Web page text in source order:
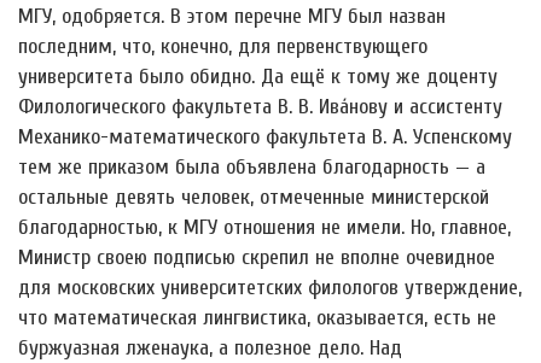
МГУ, одобряется. В этом перечне МГУ был назван
последним, что, конечно, для первенствующего
университета было обидно. Да ещё к тому же доценту
Филологического факультета В. В. Ива́нову и ассистенту
Механико-математического факультета В. А. Успенскому
тем же приказом была объявлена благодарность — а
остальные девять человек, отмеченные министерской
благодарностью, к МГУ отношения не имели. Но, главное,
Министр своею подписью скрепил не вполне очевидное
для московских университетских филологов утверждение,
что математическая лингвистика, оказывается, есть не
буржуазная лженаука, а полезное дело. Над